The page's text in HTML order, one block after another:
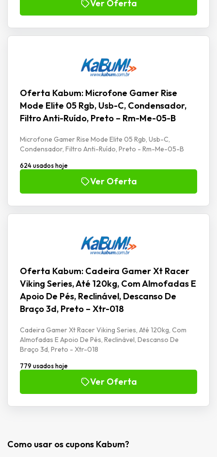
Ver Oferta
Oferta Kabum: Microfone Gamer Rise
Mode Elite 05 Rgb, Usb-C, Condensador,
Filtro Anti-Ruído, Preto – Rm-Me-05-B
Microfone Gamer Rise Mode Elite 05 Rgb, Usb-C,
Condensador, Filtro Anti-Ruído, Preto - Rm-Me-05-B
624 usados hoje
Ver Oferta
Oferta Kabum: Cadeira Gamer Xt Racer
Viking Series, Até 120kg, Com Almofadas E
Apoio De Pés, Reclinável, Descanso De
Braço 3d, Preto – Xtr-018
Cadeira Gamer Xt Racer Viking Series, Até 120kg, Com
Almofadas E Apoio De Pés, Reclinável, Descanso De
Braço 3d, Preto - Xtr-018
779 usados hoje
Ver Oferta
Como usar os cupons Kabum?